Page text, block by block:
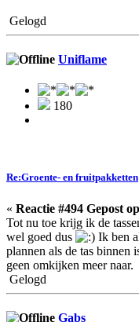
Gelogd
Uniflame
180
Re:Groente- en fruitpakketten
« Reactie #494 Gepost
Tot nu toe krijg ik de
wel goed dus
Ik ben
plannen als de tas binnen
geen omkijken meer naar.
Gelogd
Gabs